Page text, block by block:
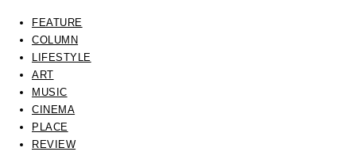
FEATURE
COLUMN
LIFESTYLE
ART
MUSIC
CINEMA
PLACE
REVIEW